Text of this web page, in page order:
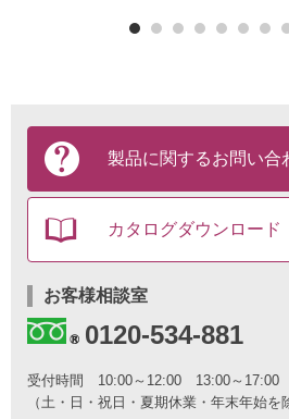
関
合
わ
と
カ
タ
製品に関するお問い合
カタログダウンロード
お客様相談室
0120-534-881
受付時間 10:00～12:00 13:00～17:00
（土・日・祝日・夏期休業・年末年始を